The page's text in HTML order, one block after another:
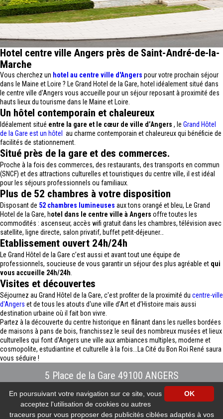
Hotel centre ville Angers près de Saint-André-de-la-
Marche
Vous cherchez un hotel au centre ville d'Angers pour votre prochain séjour
dans le Maine et Loire ? Le Grand Hotel de la Gare, hotel idéalement situé dans
le centre ville d'Angers vous accueille pour un séjour reposant à proximité des
hauts lieux du tourisme dans le Maine et Loire.
Un hôtel contemporain et chaleureux
Idéalement situé entre la gare et le cœur de ville d’Angers , le Grand Hôtel
de la Gare est un hôtel
au charme contemporain et chaleureux qui bénéficie de
facilités de stationnement.
Situé près de la gare et des commerces.
Proche à la fois des commerces, des restaurants, des transports en commun
(SNCF) et des attractions culturelles et touristiques du centre ville, il est idéal
pour les séjours professionnels ou familiaux.
Plus de 52 chambres à votre disposition
Disposant de 52 chambres lumineuses aux tons orangé et bleu, Le Grand
Hotel de la Gare, hotel dans le centre ville à Angers offre toutes les
commodités : ascenseur, accès wifi gratuit dans les chambres, télévision avec
satellite, ligne directe, salon privatif, buffet petit-déjeuner…
Etablissement ouvert 24h/24h
Le Grand Hôtel de la Gare c’est aussi et avant tout une équipe de
professionnels, soucieuse de vous garantir un séjour des plus agréable et qui
vous accueille 24h/24h
Visites et découvertes
Séjournez au Grand Hôtel de la Gare, c'est profiter de la proximité du centre-ville
d'Angers et de tous les atouts d'une ville d’Art et d’Histoire mais aussi
destination urbaine où il fait bon vivre.
Partez à la découverte du centre historique en flânant dans les ruelles bordées
de maisons à pans de bois, franchissez le seuil des nombreux musées et lieux
culturelles qui font d'Angers une ville aux ambiances multiples, moderne et
cosmopolite, estudiantine et culturelle à la fois...La Cité du Bon Roi René saura
vous séduire !
5 Place de la Gare 49100 ANGERS
info@hotel-angers.fr
www.grandhoteldelagare-angers.com
Création et référencement Site internet E-comouest - ANGERS
Mentions légales-Plan du site- Galerie photos-Protection des données
OK
En poursuivant votre navigation sur ce site, vous
acceptez l'utilisation de cookies ou autres
traceurs pour vous proposer des publicités ciblées adaptés à vos